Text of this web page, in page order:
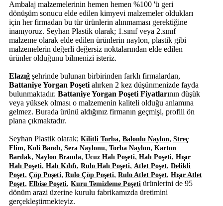
Ambalaj malzemelerinin hemen hemen %100 'ü geri
dönüşüm sonucu elde edilen kimyevi malzemeler oldukları
için her firmadan bu tür ürünlerin alınmaması gerektiğine
inanıyoruz. Seyhan Plastik olarak; 1.sınıf veya 2.sınıf
malzeme olarak elde edilen ürünlerin naylon, plastik gibi
malzemelerin değerli değersiz noktalarından elde edilen
ürünler olduğunu bilmenizi isteriz.
Elazığ şehrinde bulunan birbirinden farklı firmalardan,
Battaniye Yorgan Poşeti alırken 2 kez düşünmenizde fayda
bulunmaktadır. Battaniye Yorgan Poşeti Fiyatlarının düşük
veya yüksek olması o malzemenin kaliteli olduğu anlamına
gelmez. Burada ürünü aldığınız firmanın geçmişi, profili ön
plana çıkmaktadır.
Seyhan Plastik olarak; Kilitli Torba, Balonlu Naylon, Streç
Flim, Koli Bandı, Sera Naylonu, Torba Naylon, Karton
Bardak, Naylon Branda, Ucuz Halı Poşeti, Halı Poşeti, Hışır
Halı Poşeti, Halı Kılıfı, Rulo Halı Poşeti, Atlet Poşet, Delikli
Poşet, Çöp Poşeti, Rulo Çöp Poşeti, Rulo Atlet Poşet, Hışır Atlet
Poşet, Elbise Poşeti, Kuru Temizleme Poşeti ürünlerini de 95
dönüm arazi üzerine kurulu fabrikamızda üretimini
gerçekleştirmekteyiz.